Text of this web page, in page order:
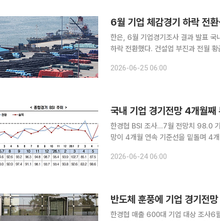
6월 기업 체감경기 하락 전
한은, 6월 기업경기조사 결과 발표 국내 기업들의 체감경기가 종전 기대에도 불구하고 한 달 만에
하락 전환했다. 건설업 부진과 전월
기업경기조사'에 따르면 이달 전 산업
2026-06-25 06:00
국내 기업 경기전망 4개월
한경협 BSI 조사…7월 전망치 98.0 기록비제조
망이 4개월 연속 기준선을 밑돌며 4
기업경기실사지수(BSI)를 조사한 결
2026-06-24 06:00
반도체 훈풍에 기업 경기전
한경협 매출 600대 기업 대상 조사6